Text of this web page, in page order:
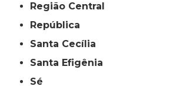
Região Central
República
Santa Cecília
Santa Efigênia
Sé